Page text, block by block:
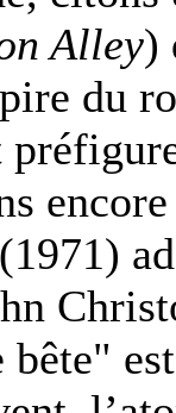
Alley)
du